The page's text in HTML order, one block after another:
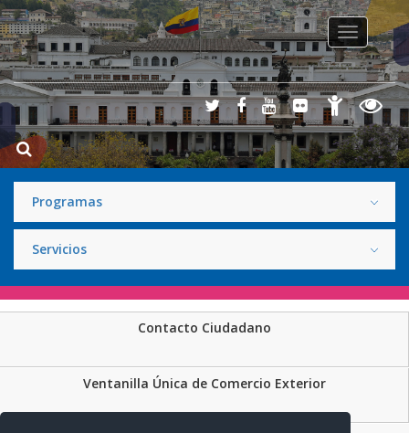
Toggle
Programas
Servicios
Contacto Ciudadano
Ventanilla Única de Comercio Exterior